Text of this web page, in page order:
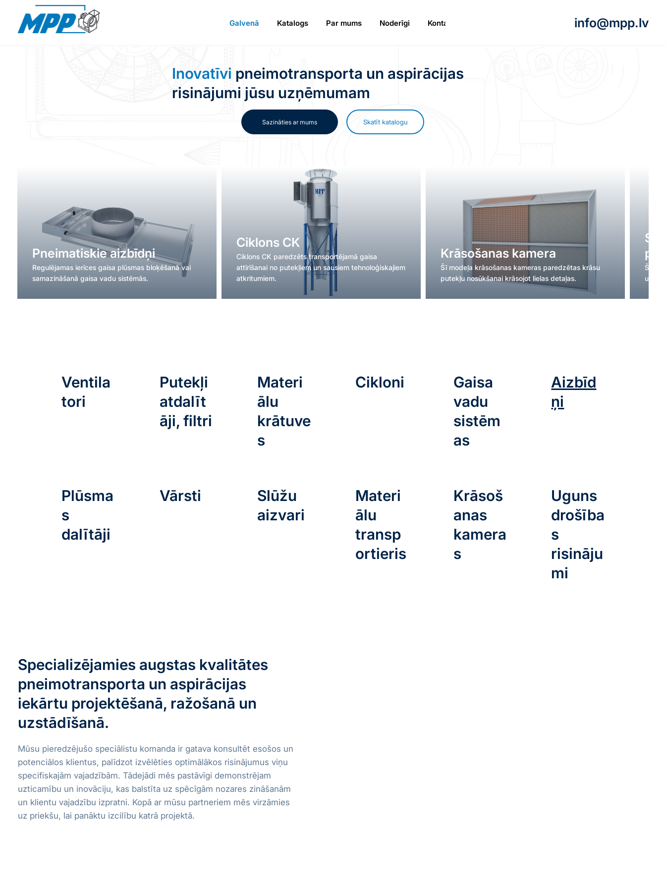
Galvenā Katalogs Par mums Noderīgi Kontakti info@mpp.lv
Inovatīvi pneimotransporta un aspirācijas
risinājumi jūsu uzņēmumam
Sazināties ar mums Skatīt katalogu
Ventila
tori
Putekļi
atdalīt
āji, filtri
Materi
ālu
krātuve
s
Cikloni
Gaisa
vadu
sistēm
as
Aizbīd
ņi
Plūsma
s
dalītāji
Vārsti
Slūžu
aizvari
Materi
ālu
transp
ortieris
Krāsoš
anas
kamera
s
Uguns
drošība
s
risināju
mi
Specializējamies augstas kvalitātes
pneimotransporta un aspirācijas
iekārtu projektēšanā, ražošanā un
uzstādīšanā.
Mūsu pieredzējušo speciālistu komanda ir gatava konsultēt esošos un
potenciālos klientus, palīdzot izvēlēties optimālākos risinājumus viņu
specifiskajām vajadzībām. Tādejādi mēs pastāvīgi demonstrējam
uzticamību un inovāciju, kas balstīta uz spēcīgām nozares zināšanām
un klientu vajadzību izpratni. Kopā ar mūsu partneriem mēs virzāmies
uz priekšu, lai panāktu izcilību katrā projektā.
Pneimatiskie aizbīdņi
Regulējamas ierīces gaisa plūsmas bloķēšanā vai
samazināšanā gaisa vadu sistēmās.
Ciklons CK
Ciklons CK paredzēts transportējamā gaisa
attīrīšanai no putekļiem un sausiem tehnoloģiskajiem
atkritumiem.
Krāsošanas kamera
Šī modeļa krāsošanas kameras paredzētas krāsu
putekļu nosūkšanai krāsojot lielas detaļas.
Šāda
un